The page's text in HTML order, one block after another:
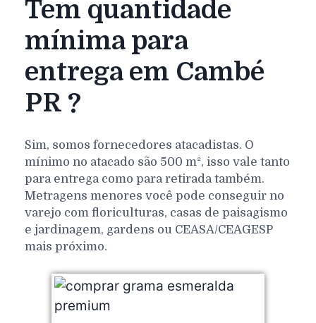
Tem quantidade
mínima para
entrega em Cambé
PR ?
Sim, somos fornecedores atacadistas. O
mínimo no atacado são 500 m², isso vale tanto
para entrega como para retirada também.
Metragens menores você pode conseguir no
varejo com floriculturas, casas de paisagismo
e jardinagem, gardens ou CEASA/CEAGESP
mais próximo.